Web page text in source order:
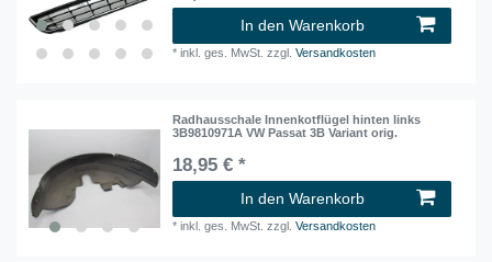
In den Warenkorb
*inkl. ges. MwSt. zzgl.Versandkosten
Radhausschale Innenkotflügel hinten links
3B9810971A VW Passat 3B Variant orig.
18,95 € *
In den Warenkorb
*inkl. ges. MwSt. zzgl.Versandkosten